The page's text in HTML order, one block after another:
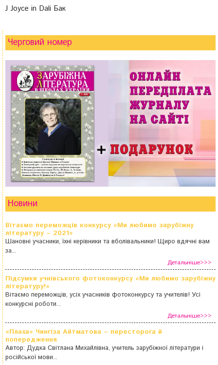
J Joyce in Dali Бак
Черговий номер
Новини
Вітаємо переможців конкурсу «Ми любимо зарубіжну
літературу – 2021»
Шановні учасники, їхні керівники та вболівальники! Щиро вдячні вам
за...
Детальніше>>>
Підсумки учнівського фотоконкурсу «Ми любимо зарубіжну
літературу!»
Вітаємо переможців, усіх учасників фотоконкурсу та учителів! Усі
конкурсні роботи...
Детальніше>>>
«Плаха» Чингіза Айтматова – пересторога й
попередження
Автор: Дудка Світлана Михайлівна, учитель зарубіжної літератури і
російської мови...